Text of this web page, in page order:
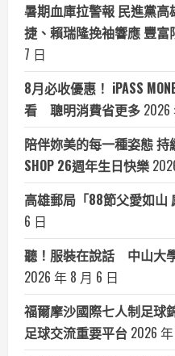
暑期血庫拉警報 民進黨
捷、賴瑞隆挽袖響應 豐富
7 日
8月必收優惠！ iPASS
看 聰明消費省更多 2026
陪伴妳美的每一種姿態 持
SHOP 26週年生日快樂
高雄郵局「88節父愛如山
6 日
聽！服裝在說話 中山大
2026 年 8 月 6 日
福爾摩沙國際七人制足
足球交流重要平台 2026